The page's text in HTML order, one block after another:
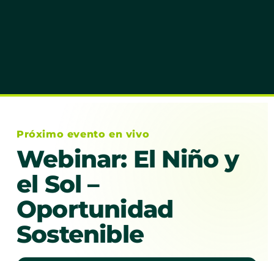
Próximo evento en vivo
Webinar: El Niño y
el Sol –
Oportunidad
Sostenible